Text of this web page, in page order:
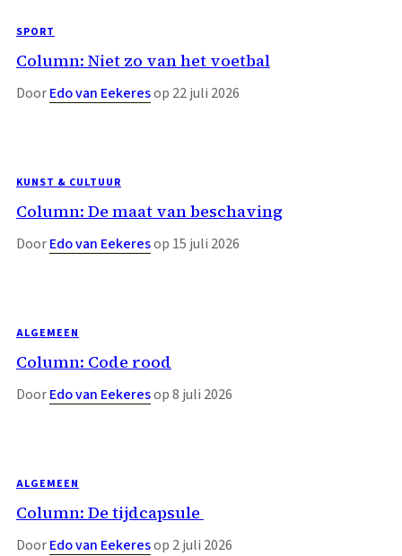
SPORT
Column: Niet zo van het voetbal
DoorEdo van Eekeresop 22 juli 2026
KUNST & CULTUUR
Column: De maat van beschaving
DoorEdo van Eekeresop 15 juli 2026
ALGEMEEN
Column: Code rood
DoorEdo van Eekeresop 8 juli 2026
ALGEMEEN
Column: De tijdcapsule
DoorEdo van Eekeresop 2 juli 2026